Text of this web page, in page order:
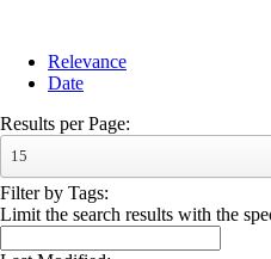
Relevance
Date
Results per Page:
15
Filter by Tags:
Limit the search results with the